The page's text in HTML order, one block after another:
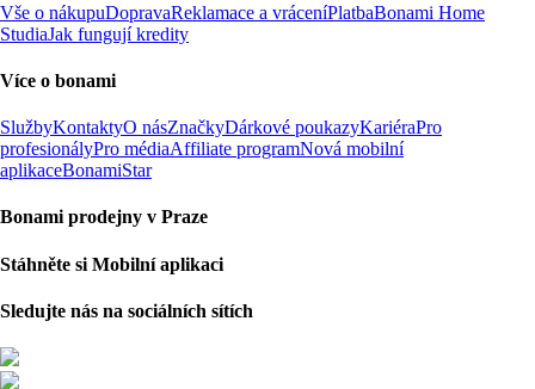
Vše o nákupuDopravaReklamace a vráceníPlatbaBonami Home
StudiaJak fungují kredity
Více o bonami
SlužbyKontaktyO násZnačkyDárkové poukazyKariéraPro
profesionályPro médiaAffiliate programNová mobilní
aplikaceBonamiStar
Bonami prodejny v Praze
Stáhněte si Mobilní aplikaci
Sledujte nás na sociálních sítích